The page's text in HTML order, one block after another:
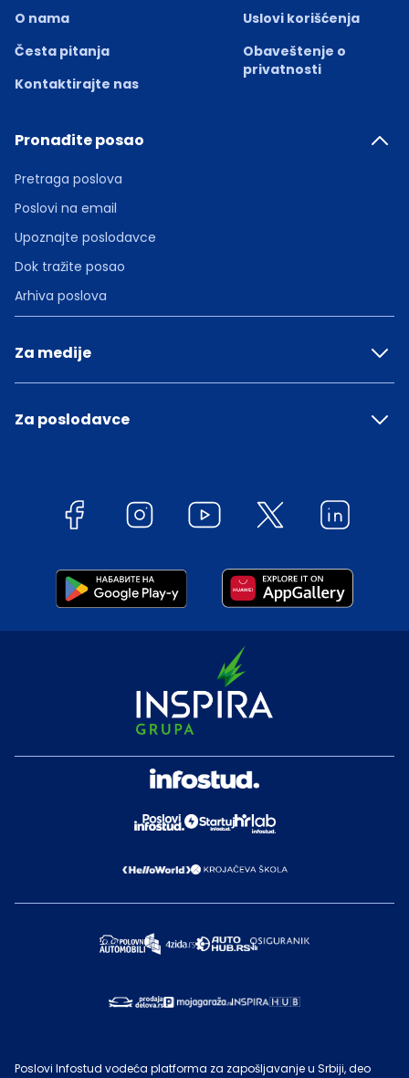
O nama
Česta pitanja
Kontaktirajte nas
Uslovi korišćenja
Obaveštenje o
privatnosti
Pronađite posao
Pretraga poslova
Poslovi na email
Upoznajte poslodavce
Dok tražite posao
Arhiva poslova
Za medije
Za poslodavce
Poslovi Infostud vodeća platforma za zapošljavanje u Srbiji, deo